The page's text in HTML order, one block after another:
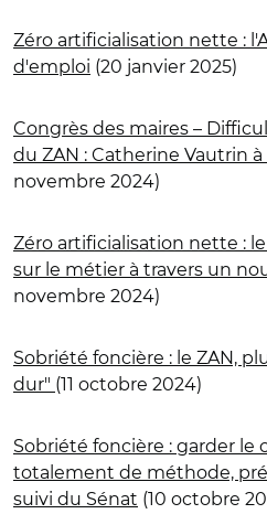
Zéro artificialisation nette :
d'emploi (20 janvier 2025)
Congrès des maires –
du ZAN : Catherine Vautrin
novembre 2024)
Zéro artificialisation nette :
sur le métier à travers un
novembre 2024)
Sobriété foncière : le ZAN,
dur" (11 octobre 2024)
Sobriété foncière : garder le
totalement de méthode,
suivi du Sénat (10 octobre